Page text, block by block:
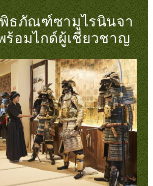
ธภัณฑ์ซามูไรนินจา
ร้อมไกด์ผู้เชี่ยวชาญ